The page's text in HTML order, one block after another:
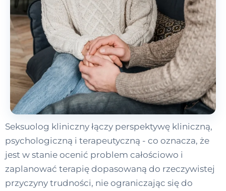
Seksuolog kliniczny łączy perspektywę kliniczną,
psychologiczną i terapeutyczną - co oznacza, że
jest w stanie ocenić problem całościowo i
zaplanować terapię dopasowaną do rzeczywistej
przyczyny trudności, nie ograniczając się do